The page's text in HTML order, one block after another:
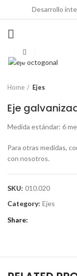
Desarrollo
Home Ejes
Eje
Medida estándar: 6
Para otras medidas,
con nosotros.
SKU: 010.020
Category: Ejes
Share